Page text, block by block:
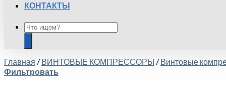
КОНТАКТЫ
Главная / ВИНТОВЫЕ КОМПРЕССОРЫ / Винтовые
Фильтровать